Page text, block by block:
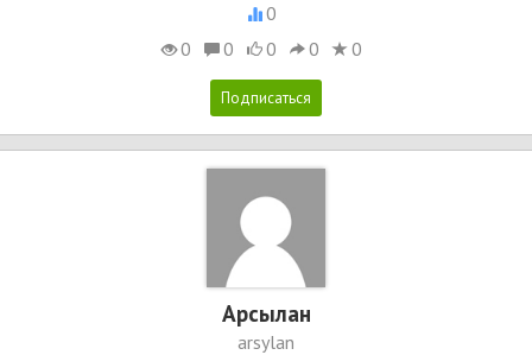
0
0
0 0 0 0
Арсылан
arsylan